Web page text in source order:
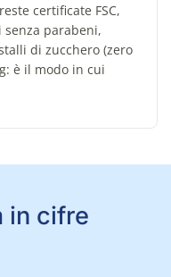
certificate FSC,
parabeni,
di zucchero (zero
è il modo in cui
in cifre